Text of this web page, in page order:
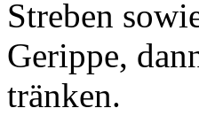
Streben
Gerippe,
tränken.